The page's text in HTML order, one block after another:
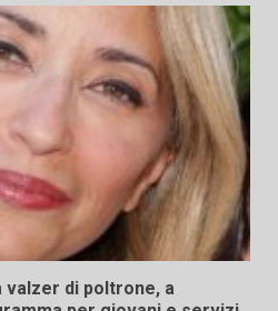
valzer di poltrone, a